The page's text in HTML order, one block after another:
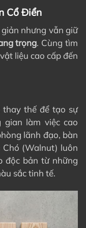
Cổ Điển
nhưng vẫn giữ
trọng. Cùng tìm
liệu cao cấp đến
thế để tạo sự
làm việc cao
lãnh đạo, bàn
(Walnut) luôn
độc bản từ những
sắc tinh tế.